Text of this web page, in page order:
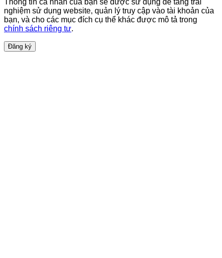
Thông tin cá nhân của bạn sẽ được sử dụng để tăng trải
nghiệm sử dụng website, quản lý truy cập vào tài khoản của
bạn, và cho các mục đích cụ thể khác được mô tả trong
chính sách riêng tư.
Đăng ký